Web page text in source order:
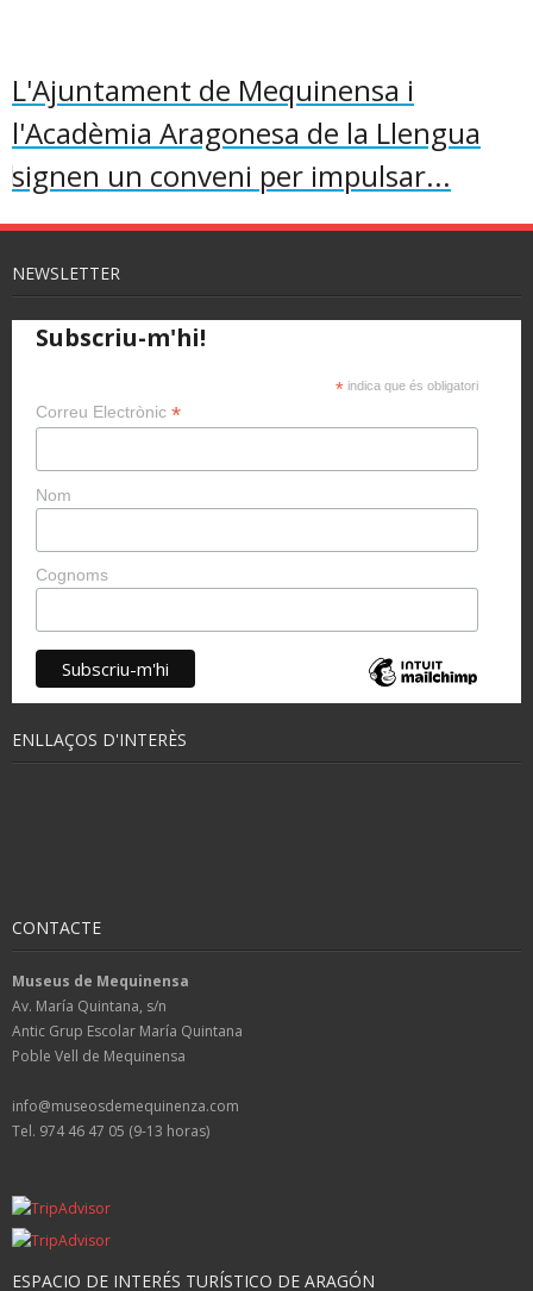
L'Ajuntament de Mequinensa i
l'Acadèmia Aragonesa de la Llengua
signen un conveni per impulsar...
NEWSLETTER
Subscriu-m'hi!
* indica que és obligatori
Correu Electrònic *
Nom
Cognoms
ENLLAÇOS D'INTERÈS
CONTACTE
Museus de Mequinensa
Av. María Quintana, s/n
Antic Grup Escolar María Quintana
Poble Vell de Mequinensa
info@museosdemequinenza.com
Tel. 974 46 47 05 (9-13 horas)
ESPACIO DE INTERÉS TURÍSTICO DE ARAGÓN